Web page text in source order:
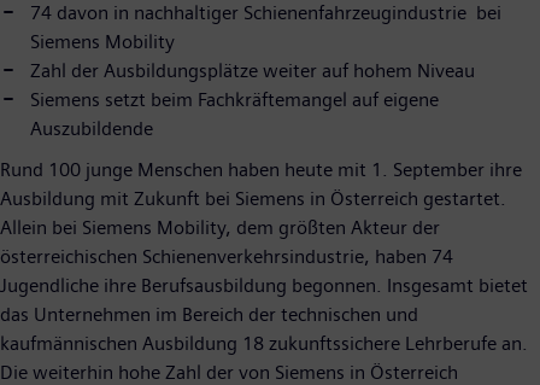
74 davon in nachhaltiger Schienenfahrzeugindustrie bei
Siemens Mobility
Zahl der Ausbildungsplätze weiter auf hohem Niveau
Siemens setzt beim Fachkräftemangel auf eigene
Auszubildende
Rund 100 junge Menschen haben heute mit 1. September ihre
Ausbildung mit Zukunft bei Siemens in Österreich gestartet.
Allein bei Siemens Mobility, dem größten Akteur der
österreichischen Schienenverkehrsindustrie, haben 74
Jugendliche ihre Berufsausbildung begonnen. Insgesamt bietet
das Unternehmen im Bereich der technischen und
kaufmännischen Ausbildung 18 zukunftssichere Lehrberufe an.
Die weiterhin hohe Zahl der von Siemens in Österreich